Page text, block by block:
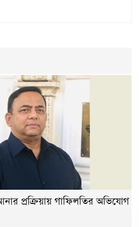
প্রক্রিয়ায় গাফিলতির অভিযোগ